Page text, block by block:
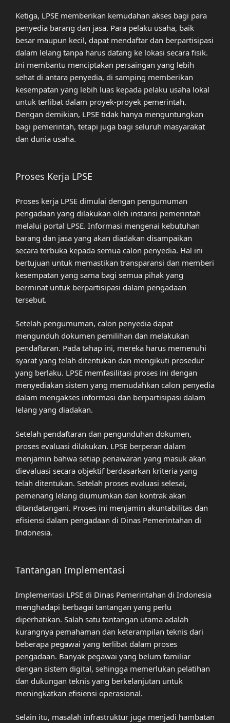
Ketiga, LPSE memberikan kemudahan akses bagi para
penyedia barang dan jasa. Para pelaku usaha, baik
besar maupun kecil, dapat mendaftar dan berpartisipasi
dalam lelang tanpa harus datang ke lokasi secara fisik.
Ini membantu menciptakan persaingan yang lebih
sehat di antara penyedia, di samping memberikan
kesempatan yang lebih luas kepada pelaku usaha lokal
untuk terlibat dalam proyek-proyek pemerintah.
Dengan demikian, LPSE tidak hanya menguntungkan
bagi pemerintah, tetapi juga bagi seluruh masyarakat
dan dunia usaha.
Proses Kerja LPSE
Proses kerja LPSE dimulai dengan pengumuman
pengadaan yang dilakukan oleh instansi pemerintah
melalui portal LPSE. Informasi mengenai kebutuhan
barang dan jasa yang akan diadakan disampaikan
secara terbuka kepada semua calon penyedia. Hal ini
bertujuan untuk memastikan transparansi dan memberi
kesempatan yang sama bagi semua pihak yang
berminat untuk berpartisipasi dalam pengadaan
tersebut.
Setelah pengumuman, calon penyedia dapat
mengunduh dokumen pemilihan dan melakukan
pendaftaran. Pada tahap ini, mereka harus memenuhi
syarat yang telah ditentukan dan mengikuti prosedur
yang berlaku. LPSE memfasilitasi proses ini dengan
menyediakan sistem yang memudahkan calon penyedia
dalam mengakses informasi dan berpartisipasi dalam
lelang yang diadakan.
Setelah pendaftaran dan pengunduhan dokumen,
proses evaluasi dilakukan. LPSE berperan dalam
menjamin bahwa setiap penawaran yang masuk akan
dievaluasi secara objektif berdasarkan kriteria yang
telah ditentukan. Setelah proses evaluasi selesai,
pemenang lelang diumumkan dan kontrak akan
ditandatangani. Proses ini menjamin akuntabilitas dan
efisiensi dalam pengadaan di Dinas Pemerintahan di
Indonesia.
Tantangan Implementasi
Implementasi LPSE di Dinas Pemerintahan di Indonesia
menghadapi berbagai tantangan yang perlu
diperhatikan. Salah satu tantangan utama adalah
kurangnya pemahaman dan keterampilan teknis dari
beberapa pegawai yang terlibat dalam proses
pengadaan. Banyak pegawai yang belum familiar
dengan sistem digital, sehingga memerlukan pelatihan
dan dukungan teknis yang berkelanjutan untuk
meningkatkan efisiensi operasional.
Selain itu, masalah infrastruktur juga menjadi hambatan